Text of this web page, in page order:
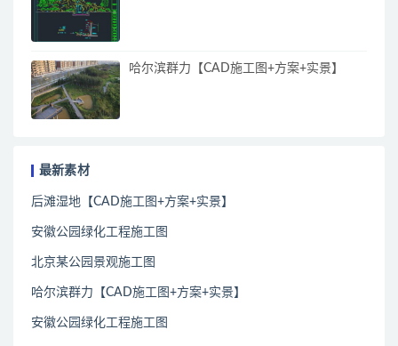
哈尔滨群力【CAD施工图+方案+实景】
最新素材
后滩湿地【CAD施工图+方案+实景】
安徽公园绿化工程施工图
北京某公园景观施工图
哈尔滨群力【CAD施工图+方案+实景】
安徽公园绿化工程施工图